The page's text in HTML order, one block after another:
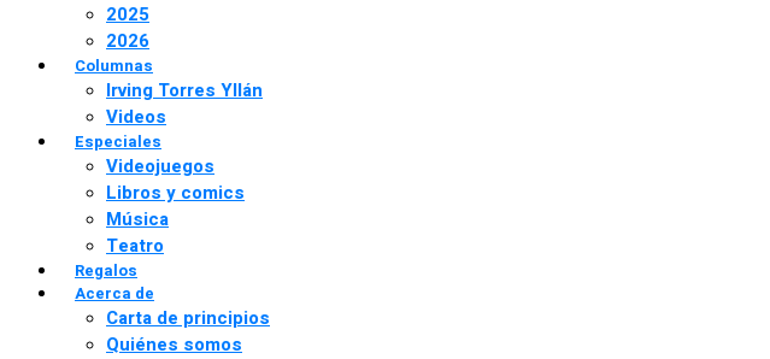
2025
2026
Columnas
Irving Torres Yllán
Videos
Especiales
Videojuegos
Libros y comics
Música
Teatro
Regalos
Acerca de
Carta de principios
Quiénes somos